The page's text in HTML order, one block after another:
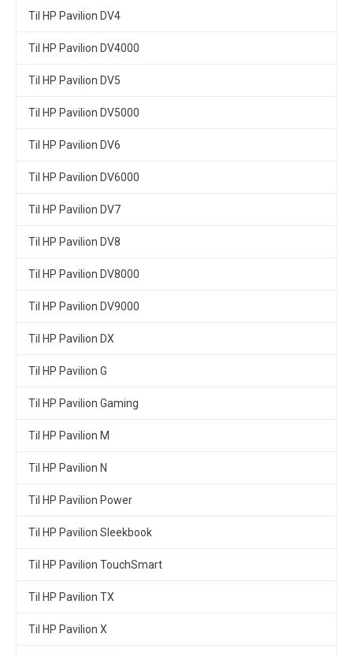
Til HP Pavilion DV4
Til HP Pavilion DV4000
Til HP Pavilion DV5
Til HP Pavilion DV5000
Til HP Pavilion DV6
Til HP Pavilion DV6000
Til HP Pavilion DV7
Til HP Pavilion DV8
Til HP Pavilion DV8000
Til HP Pavilion DV9000
Til HP Pavilion DX
Til HP Pavilion G
Til HP Pavilion Gaming
Til HP Pavilion M
Til HP Pavilion N
Til HP Pavilion Power
Til HP Pavilion Sleekbook
Til HP Pavilion TouchSmart
Til HP Pavilion TX
Til HP Pavilion X